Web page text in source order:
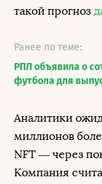
такой прогноз
Ранее по теме:
РПЛ объявила о
футбола для
Аналитики
миллионов
NFT — через
Компания